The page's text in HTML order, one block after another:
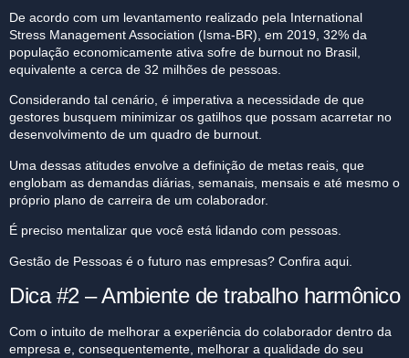
De acordo com um levantamento realizado pela International
Stress Management Association (Isma-BR) , em 2019, 32% da
população economicamente ativa sofre de burnout no Brasil,
equivalente a cerca de 32 milhões de pessoas.
Considerando tal cenário, é imperativa a necessidade de que
gestores busquem minimizar os gatilhos que possam acarretar no
desenvolvimento de um quadro de burnout.
Uma dessas atitudes envolve a definição de metas reais, que
englobam as demandas diárias, semanais, mensais e até mesmo o
próprio plano de carreira de um colaborador.
É preciso mentalizar que você está lidando com pessoas.
Gestão de Pessoas é o futuro nas empresas? Confira aqui.
Dica #2 – Ambiente de trabalho harmônico
Com o intuito de melhorar a experiência do colaborador dentro da
empresa e, consequentemente, melhorar a qualidade do seu